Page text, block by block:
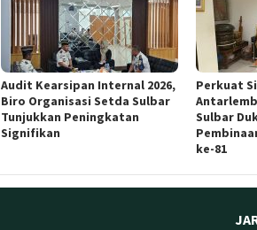
Audit Kearsipan Internal 2026,
Biro Organisasi Setda Sulbar
Tunjukkan Peningkatan
Signifikan
Perkuat
Sulbar
ke-81